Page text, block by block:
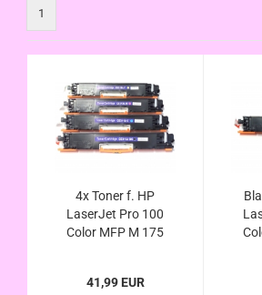
1
4x Toner f. HP
LaserJet Pro 100
Color MFP M 175
ersetzt 126A CE310A
41,99 EUR